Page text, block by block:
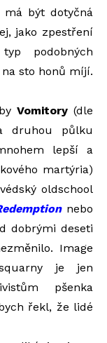
být dotyčná
jako zpestření
podobných
sto honů míjí.
Vomitory (dle
druhou půlku
lepší a
martýria)
oldschool
nebo
dobrými deseti
Image
je jen
pšenka
řekl, že lidé